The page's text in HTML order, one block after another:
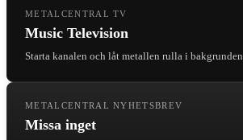
METALCENTRAL TV
Music Television
Starta kanalen och låt metallen rulla i bakgrunden.
METALCENTRAL NYHETSBREV
Missa inget